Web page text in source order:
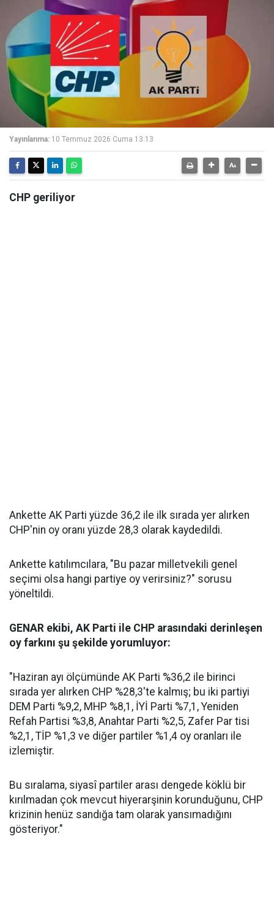
Yayınlanma: 10 Temmuz 2026 Cuma 13:13
CHP geriliyor
Ankette AK Parti yüzde 36,2 ile ilk sırada yer alırken
CHP'nin oy oranı yüzde 28,3 olarak kaydedildi.
Ankette katılımcılara, "Bu pazar milletvekili genel
seçimi olsa hangi partiye oy verirsiniz?" sorusu
yöneltildi.
GENAR ekibi, AK Parti ile CHP arasındaki derinleşen
oy farkını şu şekilde yorumluyor:
"Haziran ayı ölçümünde AK Parti %36,2 ile birinci
sırada yer alırken CHP %28,3'te kalmış; bu iki partiyi
DEM Parti %9,2, MHP %8,1, İYİ Parti %7,1, Yeniden
Refah Partisi %3,8, Anahtar Parti %2,5, Zafer Par tisi
%2,1, TİP %1,3 ve diğer partiler %1,4 oy oranları ile
izlemiştir.
Bu sıralama, siyasî partiler arası dengede köklü bir
kırılmadan çok mevcut hiyerarşinin korunduğunu, CHP
krizinin henüz sandığa tam olarak yansımadığını
gösteriyor."